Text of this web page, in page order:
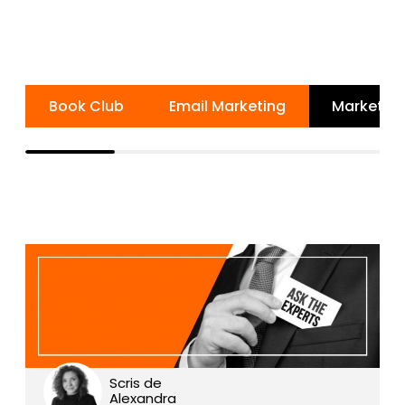
Book Club Email Marketing
Scris de
Alexandra